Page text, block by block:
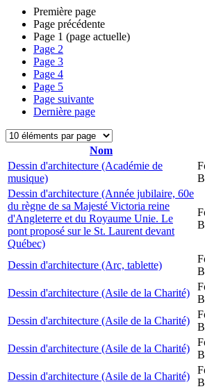
Première page
Page précédente
Page 1 (page actuelle)
Page 2
Page 3
Page 4
Page 5
Page suivante
Dernière page
Nom
Dessin d'architecture (Académie de
musique)
Dessin d'architecture (Année jubilaire, 60e
du règne de sa Majesté Victoria reine
d'Angleterre et du Royaume Unie. Le
pont proposé sur le St. Laurent devant
Québec)
Dessin d'architecture (Arc, tablette)
Dessin d'architecture (Asile de la Charité)
Dessin d'architecture (Asile de la Charité)
Dessin d'architecture (Asile de la Charité)
Dessin d'architecture (Asile de la Charité)